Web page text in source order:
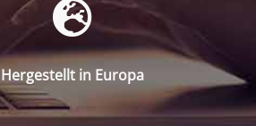
Hergestellt in Europa